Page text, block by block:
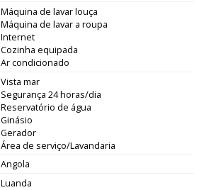
Máquina de lavar louça
Máquina de lavar a roupa
Internet
Cozinha equipada
Ar condicionado
Vista mar
Segurança 24 horas/dia
Reservatório de água
Ginásio
Gerador
Área de serviço/Lavandaria
Angola
Luanda